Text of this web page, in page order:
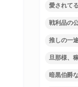
愛されて
戦利品の
推しの一
旦那様、
暗黒伯爵